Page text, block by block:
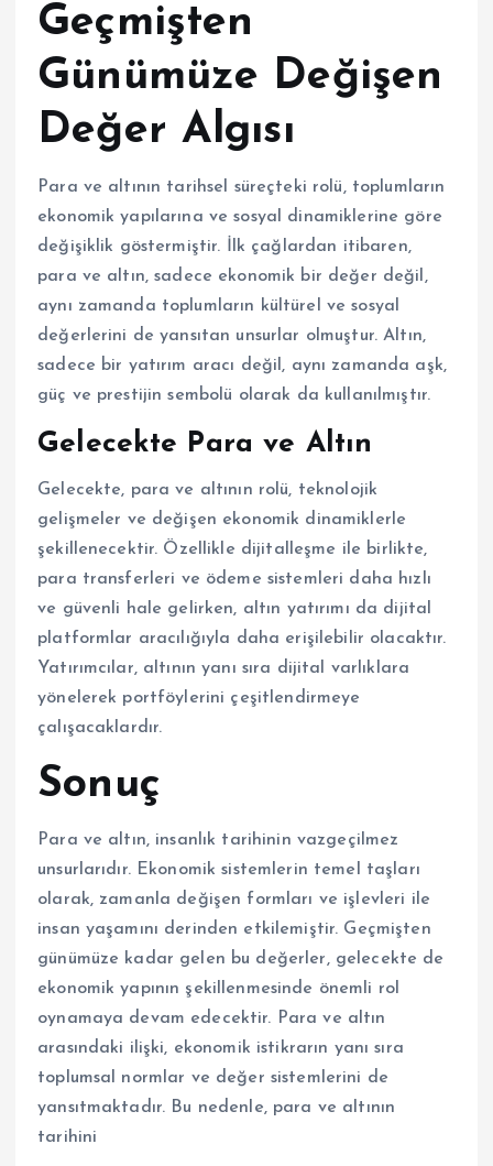
Geçmişten
Günümüze Değişen
Değer Algısı
Para ve altının tarihsel süreçteki rolü, toplumların
ekonomik yapılarına ve sosyal dinamiklerine göre
değişiklik göstermiştir. İlk çağlardan itibaren,
para ve altın, sadece ekonomik bir değer değil,
aynı zamanda toplumların kültürel ve sosyal
değerlerini de yansıtan unsurlar olmuştur. Altın,
sadece bir yatırım aracı değil, aynı zamanda aşk,
güç ve prestijin sembolü olarak da kullanılmıştır.
Gelecekte Para ve Altın
Gelecekte, para ve altının rolü, teknolojik
gelişmeler ve değişen ekonomik dinamiklerle
şekillenecektir. Özellikle dijitalleşme ile birlikte,
para transferleri ve ödeme sistemleri daha hızlı
ve güvenli hale gelirken, altın yatırımı da dijital
platformlar aracılığıyla daha erişilebilir olacaktır.
Yatırımcılar, altının yanı sıra dijital varlıklara
yönelerek portföylerini çeşitlendirmeye
çalışacaklardır.
Sonuç
Para ve altın, insanlık tarihinin vazgeçilmez
unsurlarıdır. Ekonomik sistemlerin temel taşları
olarak, zamanla değişen formları ve işlevleri ile
insan yaşamını derinden etkilemiştir. Geçmişten
günümüze kadar gelen bu değerler, gelecekte de
ekonomik yapının şekillenmesinde önemli rol
oynamaya devam edecektir. Para ve altın
arasındaki ilişki, ekonomik istikrarın yanı sıra
toplumsal normlar ve değer sistemlerini de
yansıtmaktadır. Bu nedenle, para ve altının
tarihini